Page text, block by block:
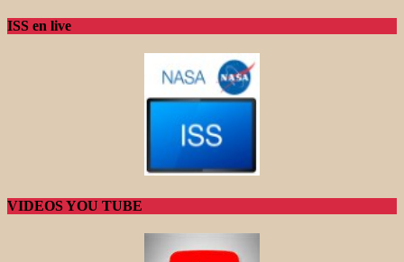
ISS en live
VIDEOS YOU TUBE